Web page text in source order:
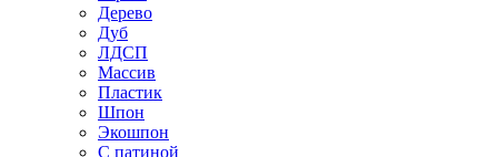
Дерево
Дуб
ЛДСП
Массив
Пластик
Шпон
Экошпон
С патиной